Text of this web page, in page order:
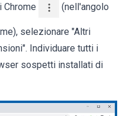
Chrome (nell'angolo
selezionare "Altri
Individuare tutti i
sospetti installati di